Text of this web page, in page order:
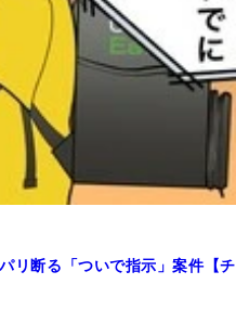
リ断る「ついで指示」案件【チ